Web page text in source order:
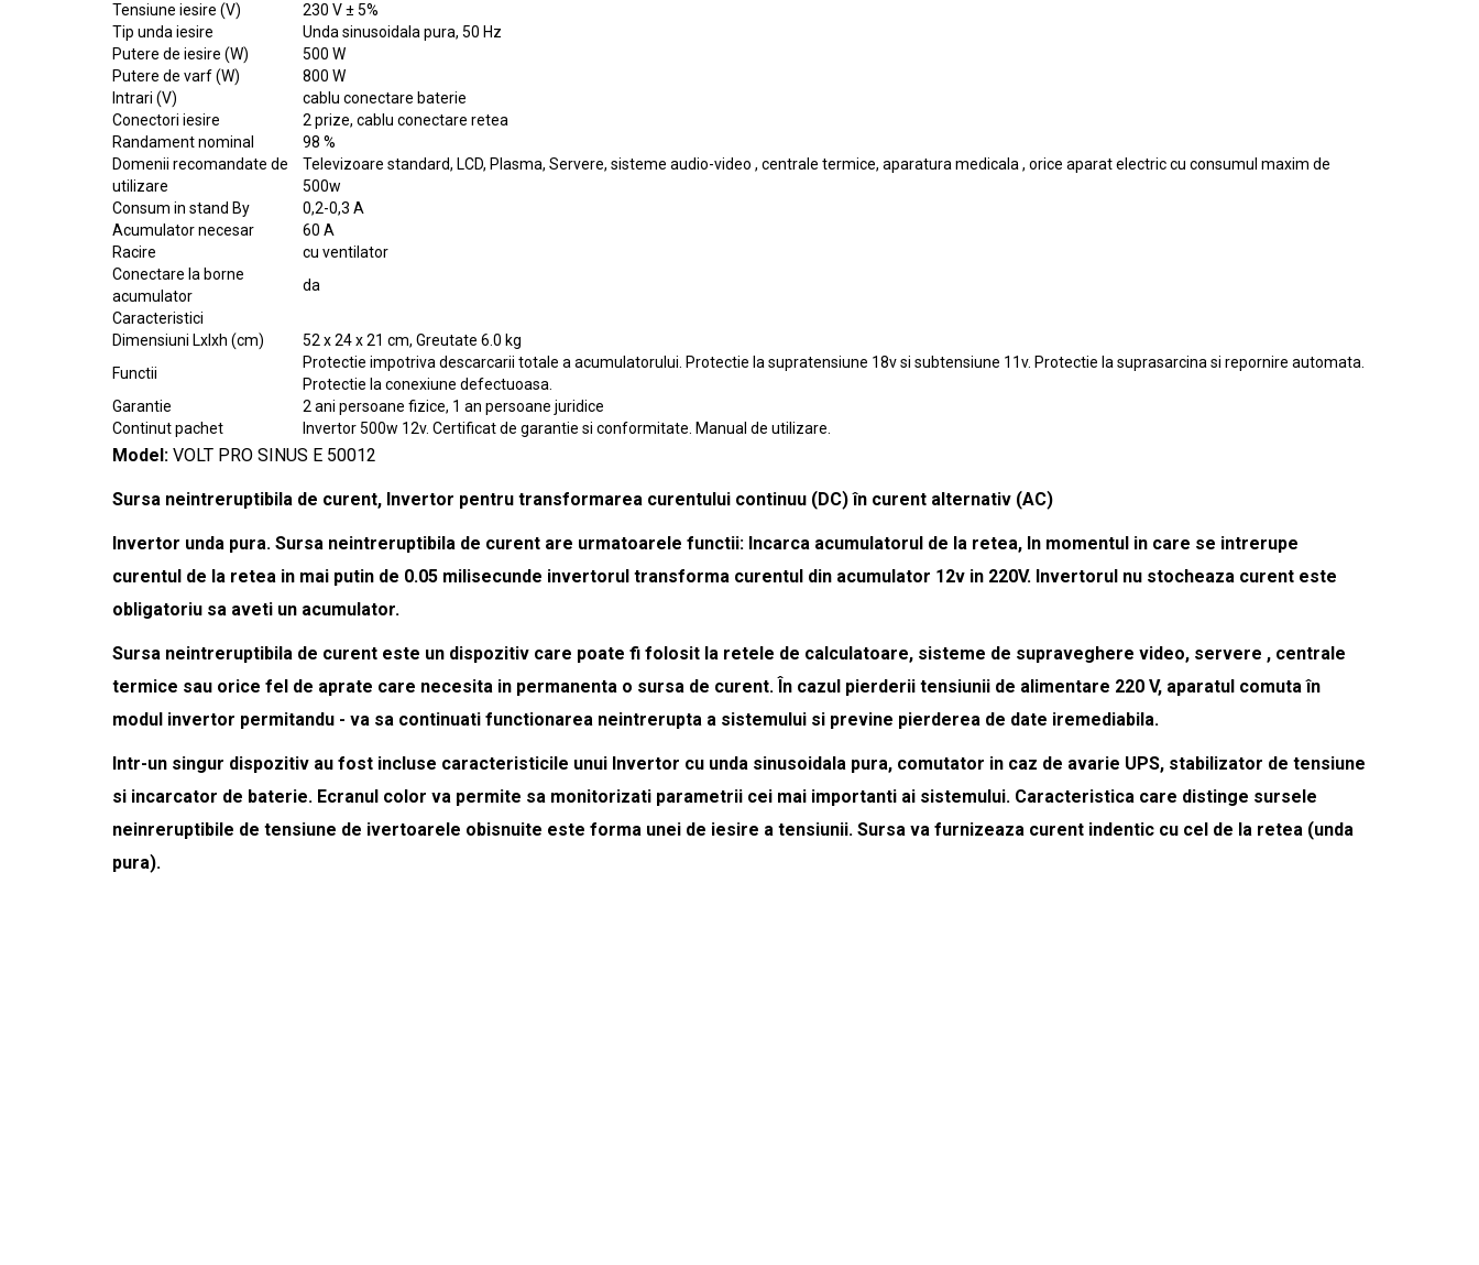
Tensiune iesire (V)
230 V ± 5%
Tip unda iesire
Unda sinusoidala pura, 50 Hz
Putere de iesire (W)
500 W
Putere de varf (W)
800 W
Intrari (V)
cablu conectare baterie
Conectori iesire
2 prize, cablu conectare retea
Randament nominal
98 %
Domenii recomandate de
utilizare
Televizoare standard, LCD, Plasma, Servere, sisteme audio-video , centrale termice, aparatura medicala , orice aparat electric cu consumul maxim de
500w
Consum in stand By
0,2-0,3 A
Acumulator necesar
60 A
Racire
cu ventilator
Conectare la borne
acumulator
da
Caracteristici
Dimensiuni Lxlxh (cm)
52 x 24 x 21 cm, Greutate 6.0 kg
Functii
Protectie impotriva descarcarii totale a acumulatorului. Protectie la supratensiune 18v si subtensiune 11v. Protectie la suprasarcina si repornire automata.
Protectie la conexiune defectuoasa.
Garantie
2 ani persoane fizice, 1 an persoane juridice
Continut pachet
Invertor 500w 12v. Certificat de garantie si conformitate. Manual de utilizare.
Model: VOLT PRO SINUS E 50012
Sursa neintreruptibila de curent, Invertor pentru transformarea curentului continuu (DC) în curent alternativ (AC)
Invertor unda pura. Sursa neintreruptibila de curent are urmatoarele functii: Incarca acumulatorul de la retea, In momentul in care se intrerupe
curentul de la retea in mai putin de 0.05 milisecunde invertorul transforma curentul din acumulator 12v in 220V. Invertorul nu stocheaza curent este
obligatoriu sa aveti un acumulator.
Sursa neintreruptibila de curent este un dispozitiv care poate fi folosit la retele de calculatoare, sisteme de supraveghere video, servere , centrale
termice sau orice fel de aprate care necesita in permanenta o sursa de curent. În cazul pierderii tensiunii de alimentare 220 V, aparatul comuta în
modul invertor permitandu - va sa continuati functionarea neintrerupta a sistemului si previne pierderea de date iremediabila.
Intr-un singur dispozitiv au fost incluse caracteristicile unui Invertor cu unda sinusoidala pura, comutator in caz de avarie UPS, stabilizator de tensiune
si incarcator de baterie. Ecranul color va permite sa monitorizati parametrii cei mai importanti ai sistemului. Caracteristica care distinge sursele
neinreruptibile de tensiune de ivertoarele obisnuite este forma unei de iesire a tensiunii. Sursa va furnizeaza curent indentic cu cel de la retea (unda
pura).